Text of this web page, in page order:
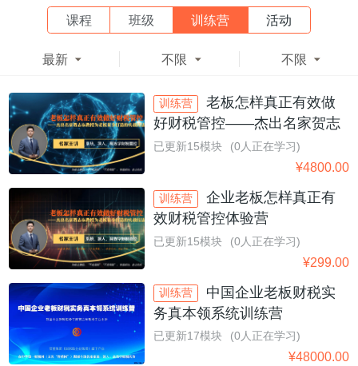
课程 班级 训练营 活动

最新 
不限 
不限
训练营
老板怎样真正有效做
好财税管控——杰出名家贺志
东教授为老板量身打造的实战
已更新15模块 (0人正在学习)
¥4800.00
训练营
企业老板怎样真正有
效财税管控体验营
已更新15模块 (0人正在学习)
¥299.00
训练营
中国企业老板财税实
务真本领系统训练营
已更新17模块 (0人正在学习)
¥48000.00